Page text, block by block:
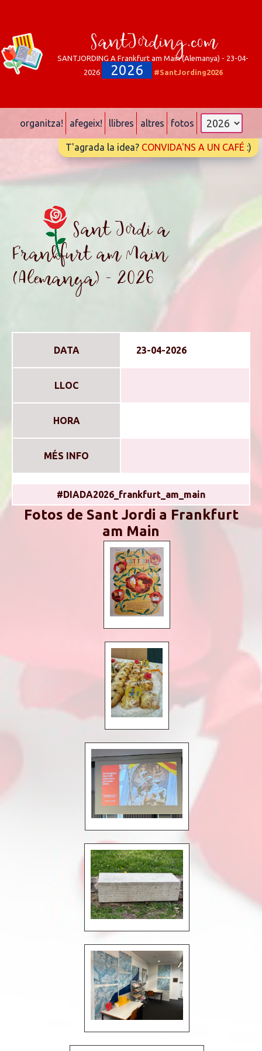
SantJording.com
SANTJORDING A Frankfurt am Main (Alemanya) - 23-04-
2026
2026 #SantJording2026
organitza! afegeix! llibres altres fotos
T'agrada la idea? CONVIDA'NS A UN CAFÉ :)
Sant Jordi a
Frankfurt am Main
(Alemanya) - 2026
DATA 23-04-2026
LLOC
HORA
MÉS INFO
#DIADA2026_frankfurt_am_main
Fotos de Sant Jordi a Frankfurt
am Main